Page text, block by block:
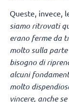
Queste, invece,
siamo ritrovati
erano ferme da
molto sulla parte
bisogno di
alcuni
molto
vincere, anche